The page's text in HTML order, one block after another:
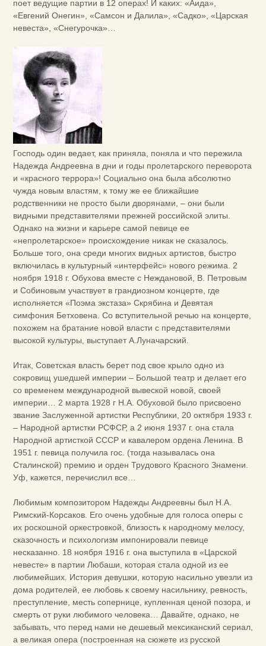
поет ведущие партии в 12 операх! И каких: «Аида»,
«Евгений Онегин», «Самсон и Далила», «Садко», «Царская
невеста», «Снегурочка»…
Господь один ведает, как приняла, поняла и что пережила
Надежда Андреевна в дни и годы пролетарского переворота
и «красного террора»! Социально она была абсолютно
чужда новым властям, к тому же ее ближайшие
родственники не просто были дворянами, – они были
видными представителями прежней российской элиты.
Однако на жизни и карьере самой певице ее
«непролетарское» происхождение никак не сказалось.
Больше того, она среди многих видных артистов, быстро
включилась в культурный «интерфейс» нового режима. 2
ноября 1918 г. Обухова вместе с Неждановой, В. Петровым
и Собиновым участвует в грандиозном концерте, где
исполняется «Поэма экстаза» Скрябина и Девятая
симфония Бетховена. Со вступительной речью на концерте,
похожем на братание новой власти с представителями
высокой культуры, выступает А.Луначарский.
Итак, Советская власть берет под свое крыло одно из
сокровищ ушедшей империи – Большой театр и делает его
со временем международной вывеской новой, своей
империи… 2 марта 1928 г Н.А. Обуховой было присвоено
звание Заслуженной артистки Республики, 20 октября 1933 г.
– Народной артистки РСФСР, а 2 июня 1937 г. она стала
Народной артисткой СССР и кавалером ордена Ленина. В
1951 г. певица получила гос. (тогда называлась она
Сталинской) премию и орден Трудового Красного Знамени.
Уф, кажется, перечислил все…
Любимым композитором Надежды Андреевны был Н.А.
Римский-Корсаков. Его очень удобные для голоса оперы с
их роскошной оркестровкой, близость к народному мелосу,
сказочность и психологизм импонировали певице
несказанно. 18 ноября 1916 г. она выступила в «Царской
невесте» в партии Любаши, которая стала одной из ее
любимейших. История девушки, которую насильно увезли из
дома родителей, ее любовь к своему насильнику, ревность,
преступление, месть сопернице, купленная ценой позора, и
смерть от руки любимого человека… Давайте, однако, не
забывать, что перед нами не дешевый мексиканский сериал,
а великая опера (построенная на сюжете из русской